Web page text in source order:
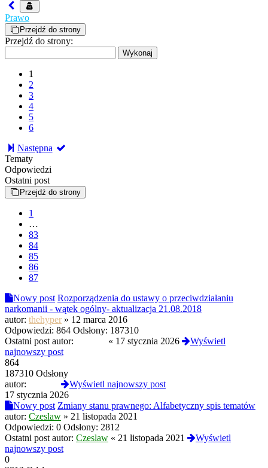
Prawo
Przejdź do strony
Przejdź do strony:
1
2
3
4
5
6
Następna
Tematy
Odpowiedzi
Ostatni post
Przejdź do strony
1
…
83
84
85
86
87
Nowy post Rozporządzenia do ustawy o przeciwdziałaniu
narkomanii - wątek ogólny- aktualizacja 21.08.2018
autor: thehyper » 12 marca 2016
Odpowiedzi: 864 Odsłony: 187310
Ostatni post autor:
« 17 stycznia 2026
Wyświetl
najnowszy post
864
187310 Odsłony
autor:
Wyświetl najnowszy post
17 stycznia 2026
Nowy post Zmiany stanu prawnego: Alfabetyczny spis tematów
autor: Czeslaw » 21 listopada 2021
Odpowiedzi: 0 Odsłony: 2812
Ostatni post autor: Czeslaw « 21 listopada 2021
Wyświetl
najnowszy post
0